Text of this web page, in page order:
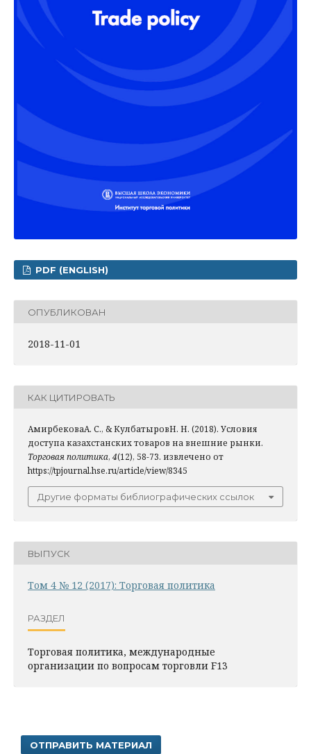
PDF (ENGLISH)
ОПУБЛИКОВАН
2018-11-01
КАК ЦИТИРОВАТЬ
АмирбековаА. С., & КулбатыровН. Н. (2018). Условия
доступа казахстанских товаров на внешние рынки.
Торговая политика, 4(12), 58-73. извлечено от
https://tpjournal.hse.ru/article/view/8345
Другие форматы библиографических ссылок
ВЫПУСК
Том 4 № 12 (2017): Торговая политика
РАЗДЕЛ
Торговая политика, международные
организации по вопросам торговли F13
ОТПРАВИТЬ МАТЕРИАЛ